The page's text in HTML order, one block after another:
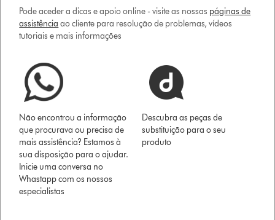
Pode aceder a dicas e apoio online - visite as nossas páginas de
assistência ao cliente para resolução de problemas, vídeos
tutoriais e mais informações
Não encontrou a informação
que procurava ou precisa de
mais assistência? Estamos à
sua disposição para o ajudar.
Inicie uma conversa no
Whastapp com os nossos
especialistas
Descubra as peças de
substituição para o seu
produto